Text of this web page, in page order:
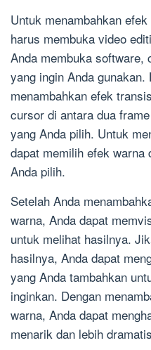
Untuk menambahkan
harus membuka video
Anda membuka software,
yang ingin Anda
menambahkan efek
cursor di antara dua
yang Anda pilih. Untuk
dapat memilih efek warna
Anda pilih.
Setelah Anda
warna, Anda dapat
untuk melihat hasilnya.
hasilnya, Anda dapat
yang Anda tambahkan
inginkan. Dengan
warna, Anda dapat
menarik dan lebih